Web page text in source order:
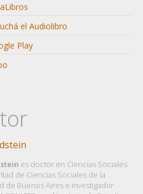
el Audiolibro
Play
es doctor en Ciencias Sociales
de Ciencias Sociales de la
de Buenos Aires e investigador